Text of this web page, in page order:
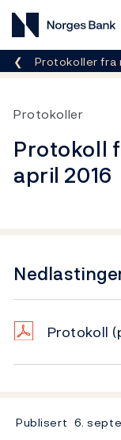
Norges Bank
Her er du nå:
Protokoller fra
Protokoller
Protokoll
april 2016
Protokoll
Publisert 6.